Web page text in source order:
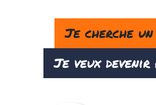
Je cherche
Je veux